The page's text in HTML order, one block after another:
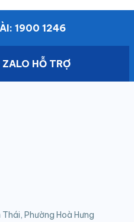
1900 1246
HỖ TRỢ
Phường Hoà Hưng